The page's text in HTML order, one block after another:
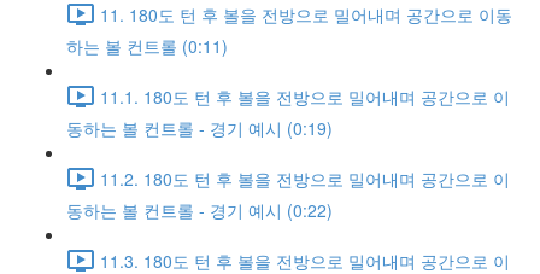
11. 180도 턴 후 볼을 전방으로 밀어내며 공간으로 이동
하는 볼 컨트롤 (0:11)
11.1. 180도 턴 후 볼을 전방으로 밀어내며 공간으로 이
동하는 볼 컨트롤 - 경기 예시 (0:19)
11.2. 180도 턴 후 볼을 전방으로 밀어내며 공간으로 이
동하는 볼 컨트롤 - 경기 예시 (0:22)
11.3. 180도 턴 후 볼을 전방으로 밀어내며 공간으로 이